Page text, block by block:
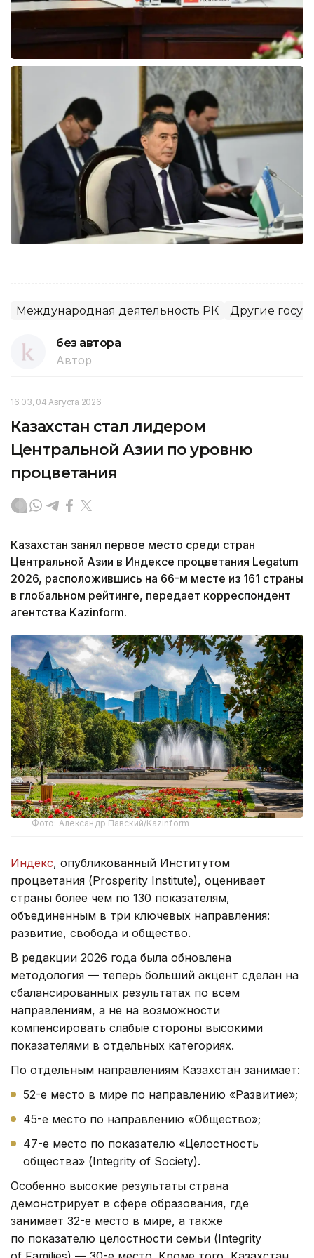
Международная деятельность РК Другие
без автора
Автор
16:03, 04 Августа 2026
Казахстан стал лидером
Центральной Азии по уровню
процветания
Казахстан занял первое место среди стран
Центральной Азии в Индексе процветания Legatum
2026, расположившись на 66-м месте из 161 страны
в глобальном рейтинге, передает корреспондент
агентства Kazinform.
Фото: Александр Павский/Kazinform
Индекс, опубликованный Институтом
процветания (Prosperity Institute), оценивает
страны более чем по 130 показателям,
объединенным в три ключевых направления:
развитие, свобода и общество.
В редакции 2026 года была обновлена
методология — теперь больший акцент сделан на
сбалансированных результатах по всем
направлениям, а не на возможности
компенсировать слабые стороны высокими
показателями в отдельных категориях.
По отдельным направлениям Казахстан занимает:
52-е место в мире по направлению «Развитие»;
45-е место по направлению «Общество»;
47-е место по показателю «Целостность
общества» (Integrity of Society).
Особенно высокие результаты страна
демонстрирует в сфере образования, где
занимает 32-е место в мире, а также
по показателю целостности семьи (Integrity